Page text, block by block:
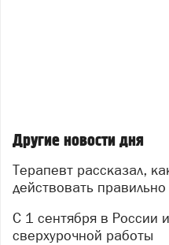
Другие новости дня
Терапевт рассказал, как при укусе гадюки
действовать правильно
С 1 сентября в России изменятся правила
сверхурочной работы